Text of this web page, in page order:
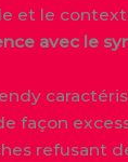
et le
avec le
façon
refusant